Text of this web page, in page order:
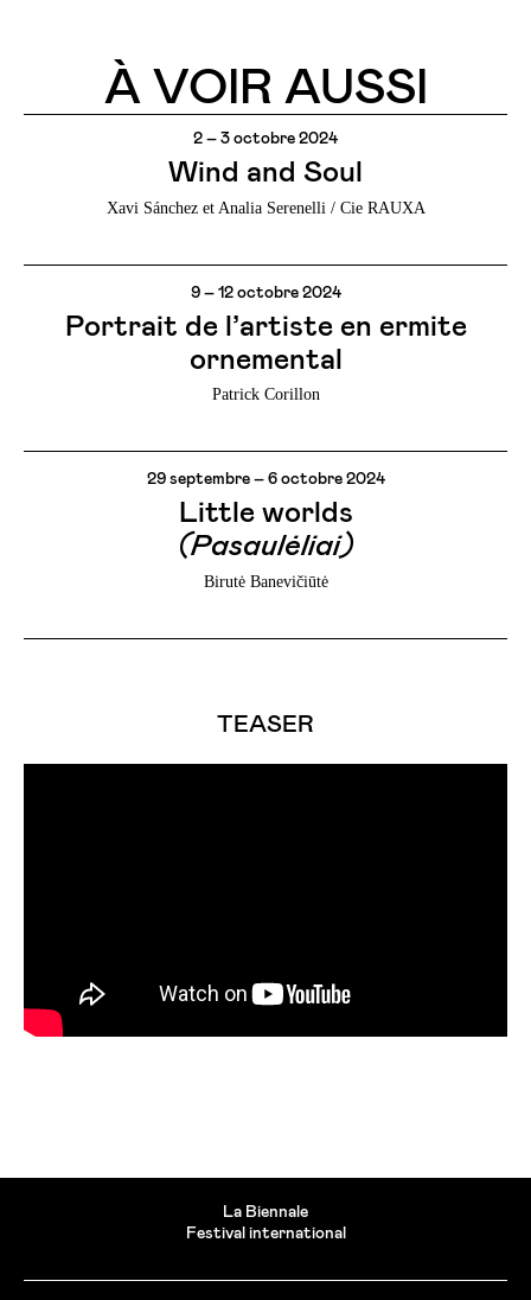
À VOIR AUSSI
2 – 3 octobre 2024
Wind and Soul
Xavi Sánchez et Analia Serenelli / Cie RAUXA
9 – 12 octobre 2024
Portrait de l’artiste en ermite
ornemental
Patrick Corillon
29 septembre – 6 octobre 2024
Little worlds
(Pasaulėliai)
Birutė Banevičiūtė
TEASER
La Biennale
Festival international